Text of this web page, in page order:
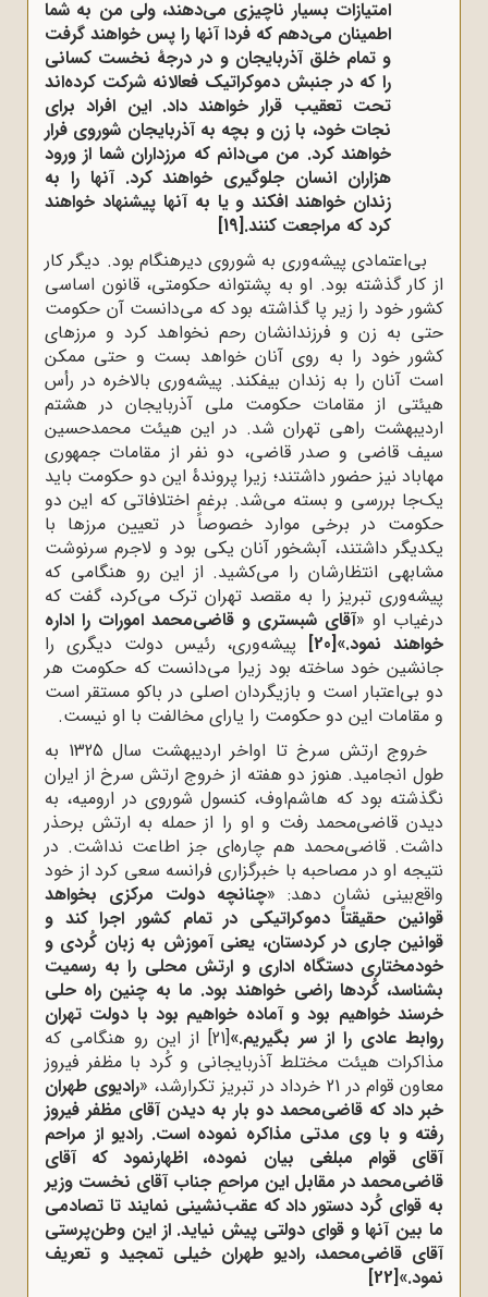
امتیازات بسیار ناچیزی می‌دهند، ولی من به شما
اطمینان می‌دهم که فردا آنها را پس خواهند گرفت
و تمام خلق آذربایجان و در درجۀ نخست کسانی
را که در جنبش دموکراتیک فعالانه شرکت کرده‌اند
تحت تعقیب قرار خواهند داد. این افراد برای
نجات خود، با زن و بچه به آذربایجان شوروی فرار
خواهند کرد. من می‌دانم که مرزداران شما از ورود
هزاران انسان جلوگیری خواهند کرد. آنها را به
زندان خواهند افکند و یا به آنها پیشنهاد خواهند
کرد که مراجعت کنند.[19]
بی‌اعتمادی پیشه‌وری به شوروی دیرهنگام بود. دیگر کار
از کار گذشته بود. او به پشتوانه حکومتی، قانون اساسی
کشور خود را زیر پا گذاشته بود که می‌دانست آن حکومت
حتی به زن و فرزندانشان رحم نخواهد کرد و مرزهای
کشور خود را به روی آنان خواهد بست و حتی ممکن
است آنان را به زندان بیفکند. پیشه‌وری بالاخره در رأس
هیئتی از مقامات حکومت ملی آذربایجان در هشتم
اردیبهشت راهی تهران شد. در این هیئت محمدحسین
سیف قاضی و صدر قاضی، دو نفر از مقامات جمهوری
مهاباد نیز حضور داشتند؛ زیرا پروندۀ این دو حکومت باید
یک‌جا بررسی و بسته می‌شد. برغم اختلافاتی که این دو
حکومت در برخی موارد خصوصاً در تعیین مرزها با
یکدیگر داشتند، آبشخور آنان یکی بود و لاجرم سرنوشت
مشابهی انتظارشان را می‌کشید. از این رو هنگامی که
پیشه‌وری تبریز را به مقصد تهران ترک می‌کرد، گفت که
درغیاب او «آقای شبستری و قاضی‌محمد امورات را اداره
خواهند نمود.»[20] پیشه‌وری، رئیس دولت دیگری را
جانشین خود ساخته بود زیرا می‌دانست که حکومت هر
دو بی‌اعتبار است و بازیگردان اصلی در باکو مستقر است
و مقامات این دو حکومت را یارای مخالفت با او نیست.
خروج ارتش سرخ تا اواخر اردیبهشت سال 1325 به
طول انجامید. هنوز دو هفته از خروج ارتش سرخ از ایران
نگذشته بود که هاشم‌اوف، کنسول شوروی در ارومیه، به
دیدن قاضی‌محمد رفت و او را از حمله به ارتش برحذر
داشت. قاضی‌محمد هم چاره‌ای جز اطاعت نداشت. در
نتیجه او در مصاحبه با خبرگزاری فرانسه سعی کرد از خود
واقع‌بینی نشان دهد: «چنانچه دولت مرکزی بخواهد
قوانین حقیقتاً دموکراتیکی در تمام کشور اجرا کند و
قوانین جاری در کردستان، یعنی آموزش به زبان کُردی و
خودمختاری دستگاه اداری و ارتش محلی را به رسمیت
بشناسد، کُردها راضی خواهند بود. ما به چنین راه حلی
خرسند خواهیم بود و آماده خواهیم بود با دولت تهران
روابط عادی را از سر بگیریم.»[21] از این رو هنگامی که
مذاکرات هیئت مختلط آذربایجانی و کُرد با مظفر فیروز
معاون قوام در 21 خرداد در تبریز تکرارشد، «
رادیوی طهران
خبر داد که قاضی‌محمد دو بار به دیدن آقای مظفر فیروز
رفته و با وی مدتی مذاکره نموده است. رادیو از مراحم
آقای قوام مبلغی بیان نموده، اظهارنمود که آقای
قاضی‌محمد در مقابل این مراحمِ جناب آقای نخست وزیر
به قوای کُرد دستور داد که عقب‌نشینی نمایند تا تصادمی
ما بین آنها و قوای دولتی پیش نیاید. از این وطن‌پرستی
آقای قاضی‌محمد، رادیو طهران خیلی تمجید و تعریف
نمود.»[22]